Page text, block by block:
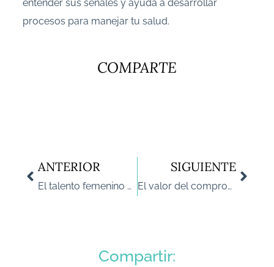
entender sus señales y ayuda a desarrollar
procesos para manejar tu salud.
COMPARTE
ANTERIOR
El talento femenino en el sector de la gestión de activos
SIGUIENTE
El valor del compromiso como un ejemplo de buen gobierno
Compartir: